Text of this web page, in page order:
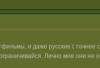
и даже русские ( точнее
Лично мне они не